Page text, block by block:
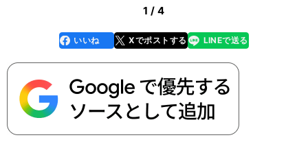
1 / 4
faceboo
k
いいね Xでポストする
line LINEで送る